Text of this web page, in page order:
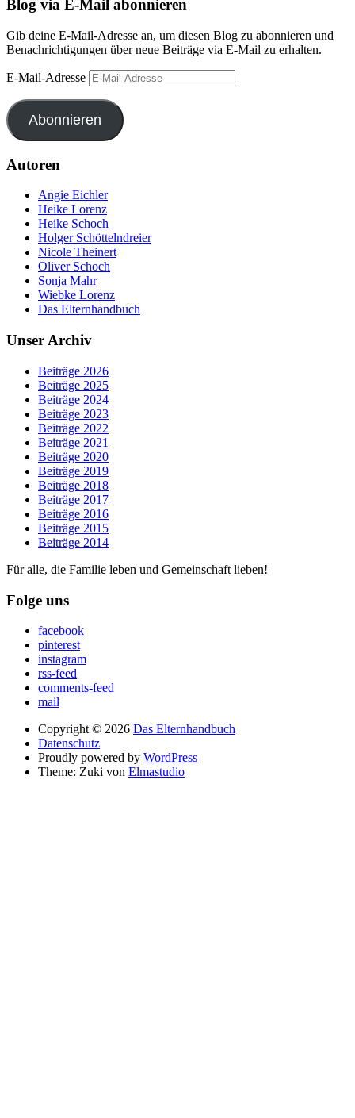
Blog via E-Mail abonnieren
Gib deine E-Mail-Adresse an, um diesen Blog zu abonnieren und
Benachrichtigungen über neue Beiträge via E-Mail zu erhalten.
E-Mail-Adresse
Abonnieren
Autoren
Angie Eichler
Heike Lorenz
Heike Schoch
Holger Schöttelndreier
Nicole Theinert
Oliver Schoch
Sonja Mahr
Wiebke Lorenz
Das Elternhandbuch
Unser Archiv
Beiträge 2026
Beiträge 2025
Beiträge 2024
Beiträge 2023
Beiträge 2022
Beiträge 2021
Beiträge 2020
Beiträge 2019
Beiträge 2018
Beiträge 2017
Beiträge 2016
Beiträge 2015
Beiträge 2014
Für alle, die Familie leben und Gemeinschaft lieben!
Folge uns
facebook
pinterest
instagram
rss-feed
comments-feed
mail
Copyright © 2026 Das Elternhandbuch
Datenschutz
Proudly powered by WordPress
Theme: Zuki von Elmastudio